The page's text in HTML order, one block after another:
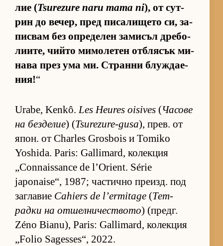
лие (Tsurezure naru mama ni), от сут­
рин до ве­чер, пред пи­са­ли­щето си, за­
пис­вам без оп­ре­де­лен за­ми­съл дре­бо­
ли­и­те, чийто ми­мо­ле­тен от­б­ля­сък ми­
нава през ума ми. Странни блуж­да­е­
ния!“
Urabe, Kenkô.Les Heures oisives (Ча­сове
на без­де­лие) (Tsurezure-gusa), прев. от
япон. от Charles Grosbois и Tomiko
Yoshida. Paris: Gallimard, ко­лек­ция
„Connaissance de l’Orient. Série
japonaise“, 1987; час­тично пре­изд. под
заг­ла­вие Cahiers de l’ermitage (Тет­
радки на от­шел­ни­чес­т­вото) (предг.
Zéno Bianu), Paris: Gallimard, ко­лек­ция
„Folio Sagesses“, 2022.